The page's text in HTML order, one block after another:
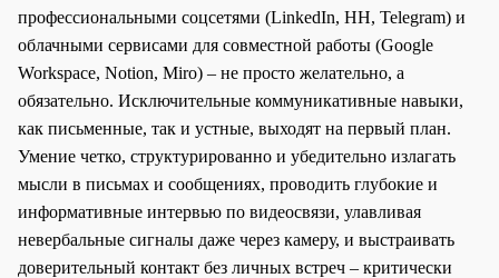
профессиональными соцсетями (LinkedIn, HH, Telegram) и
облачными сервисами для совместной работы (Google
Workspace, Notion, Miro) – не просто желательно, а
обязательно. Исключительные коммуникативные навыки,
как письменные, так и устные, выходят на первый план.
Умение четко, структурированно и убедительно излагать
мысли в письмах и сообщениях, проводить глубокие и
информативные интервью по видеосвязи, улавливая
невербальные сигналы даже через камеру, и выстраивать
доверительный контакт без личных встреч – критически